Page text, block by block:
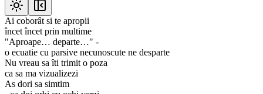
Ai coborât si te apropii
încet încet prin multime
"Aproape… departe…" -
o ecuatie cu parsive necunoscute ne desparte
Nu vreau sa îti trimit o poza
ca sa ma vizualizezi
As dori sa simtim